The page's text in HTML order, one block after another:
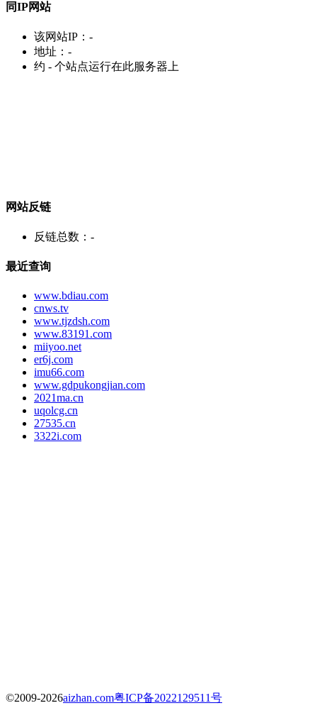
同IP网站
该网站IP： -
地址： -
约 - 个站点运行在此服务器上
网站反链
反链总数： -
最近查询
www.bdiau.com
cnws.tv
www.tjzdsh.com
www.83191.com
miiyoo.net
er6j.com
imu66.com
www.gdpukongjian.com
2021ma.cn
uqolcg.cn
27535.cn
3322i.com
©2009-2026aizhan.com粤ICP备2022129511号